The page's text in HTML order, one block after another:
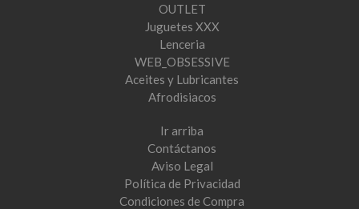
OUTLET
Juguetes XXX
Lenceria
WEB_OBSESSIVE
Aceites y Lubricantes
Afrodisiacos
Ir arriba
Contáctanos
Aviso Legal
Política de Privacidad
Condiciones de Compra